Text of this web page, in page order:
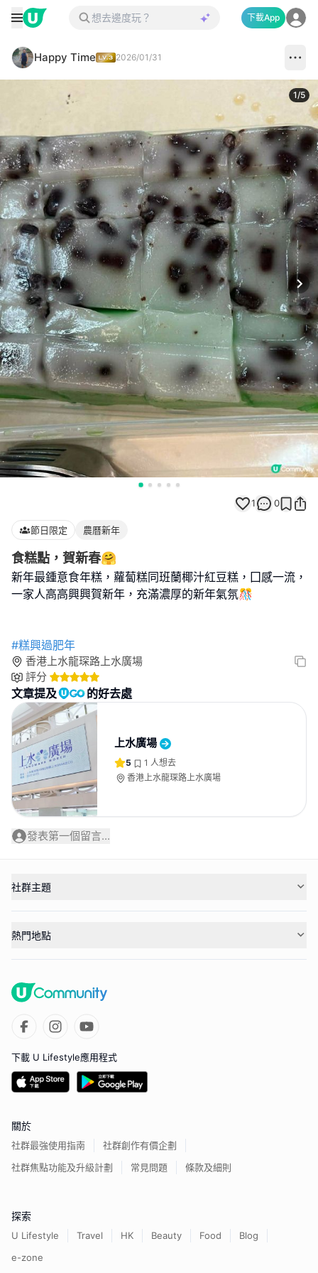
下載App
Happy Time 2026/01/31
1/5
1 0
節日限定 農曆新年
食糕點，賀新春🤗
新年最鍾意食年糕，蘿蔔糕同班蘭椰汁紅豆糕，囗感一流，
一家人高高興興賀新年，充滿濃厚的新年氣氛🎊
#糕興過肥年
香港上水龍琛路上水廣場
評分
文章提及 的好去處
上水廣場
5 1 人想去
香港上水龍琛路上水廣場
發表第一個留言...
社群主題
熱門地點
下載 U Lifestyle應用程式
關於
社群最強使用指南
社群創作有價企劃
社群焦點功能及升級計劃
常見問題 條款及細則
探索
U Lifestyle Travel HK Beauty Food
Blog
e-zone